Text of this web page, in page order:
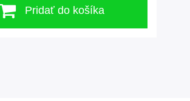
Pridať do košíka